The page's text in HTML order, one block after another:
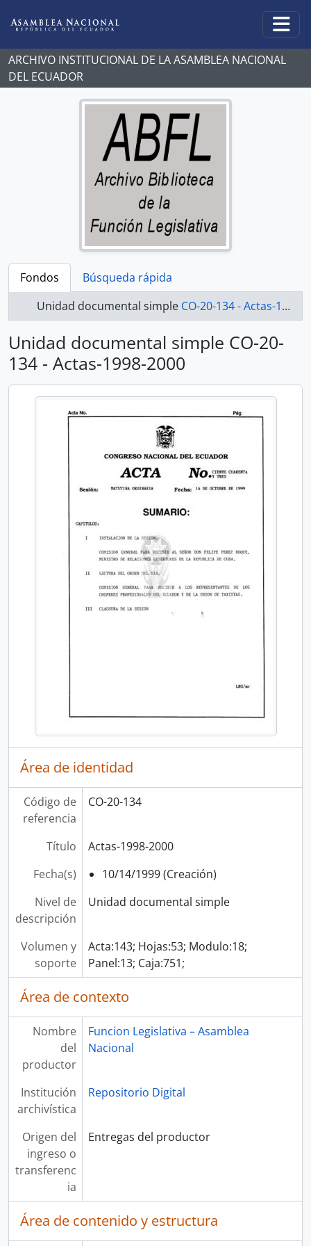
ARCHIVO INSTITUCIONAL DE LA ASAMBLEA NACIONAL
DEL ECUADOR
Fondos
Búsqueda rápida
Unidad documental simple CO-20-134 - Actas-1998-2000
Unidad documental simple CO-20-
134 - Actas-1998-2000
Área de identidad
Código de
referencia
CO-20-134
Título
Actas-1998-2000
Fecha(s)
10/14/1999 (Creación)
Nivel de
descripción
Unidad documental simple
Volumen y
soporte
Acta:143; Hojas:53; Modulo:18;
Panel:13; Caja:751;
Área de contexto
Nombre
del
productor
Funcion Legislativa – Asamblea
Nacional
Institución
archivística
Repositorio Digital
Origen del
ingreso o
transferenc
ia
Entregas del productor
Área de contenido y estructura